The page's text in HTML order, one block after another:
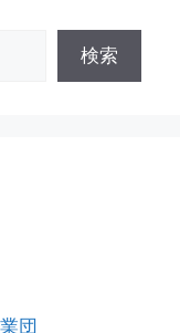
検索
団